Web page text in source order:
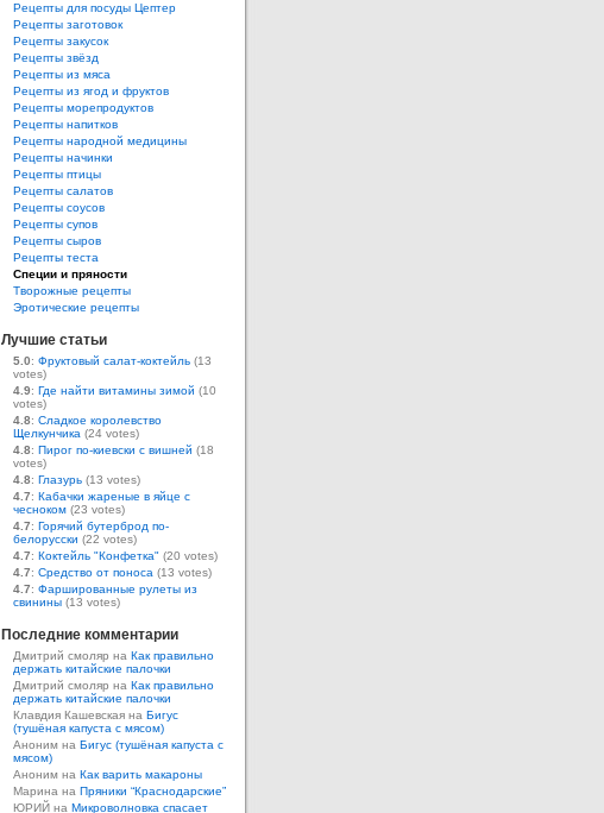
Рецепты для посуды Цептер
Рецепты заготовок
Рецепты закусок
Рецепты звёзд
Рецепты из мяса
Рецепты из ягод и фруктов
Рецепты морепродуктов
Рецепты напитков
Рецепты народной медицины
Рецепты начинки
Рецепты птицы
Рецепты салатов
Рецепты соусов
Рецепты супов
Рецепты сыров
Рецепты теста
Специи и пряности
Творожные рецепты
Эротические рецепты
Лучшие статьи
5.0: Фруктовый салат-коктейль (13
votes)
4.9: Где найти витамины зимой (10
votes)
4.8: Сладкое королевство
Щелкунчика (24 votes)
4.8: Пирог по-киевски с вишней (18
votes)
4.8: Глазурь (13 votes)
4.7: Кабачки жареные в яйце с
чесноком (23 votes)
4.7: Горячий бутерброд по-
белорусски (22 votes)
4.7: Коктейль "Конфетка" (20 votes)
4.7: Средство от поноса (13 votes)
4.7: Фаршированные рулеты из
свинины (13 votes)
Последние комментарии
Дмитрий смоляр на Как правильно
держать китайские палочки
Дмитрий смоляр на Как правильно
держать китайские палочки
Клавдия Кашевская на Бигус
(тушёная капуста с мясом)
Аноним на Бигус (тушёная капуста с
мясом)
Аноним на Как варить макароны
Марина на Пряники “Краснодарские”
ЮРИЙ на Микроволновка спасает